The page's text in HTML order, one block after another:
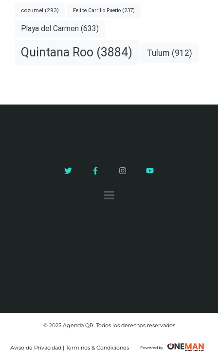
cozumel (293) Felipe Carrillo Puerto (237)
Playa del Carmen (633)
Quintana Roo (3884) Tulum (912)
© 2025 Agenda QR. Todos los derechos reservados
Aviso de Privacidad | Términos & Condiciones Powered by